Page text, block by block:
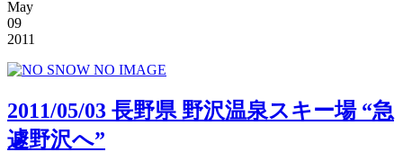
May
09
2011
2011/05/03 長野県 野沢温泉スキー場 “急
遽野沢へ”